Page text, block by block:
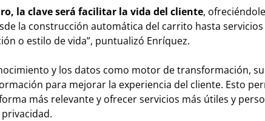
la clave será facilitar la vida del cliente,
la construcción automática del carrito hasta
o estilo de vida”, puntualizó Enríquez.
y los datos como motor de transformación,
para mejorar la experiencia del cliente. Esto
más relevante y ofrecer servicios más útiles y